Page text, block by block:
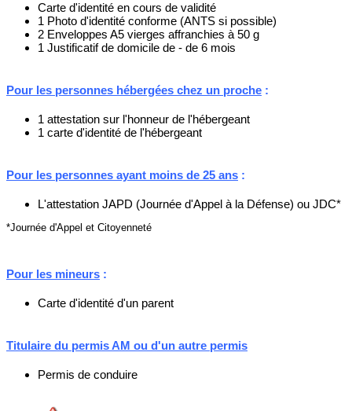
Carte d'identité en cours de validité
1 Photo d'identité conforme (ANTS si possible)
2 Enveloppes A5 vierges affranchies à 50 g
1 Justificatif de domicile de - de 6 mois
Pour les personnes hébergées chez un proche :
1 attestation sur l'honneur de l'hébergeant
1 carte d'identité de l'hébergeant
Pour les personnes ayant moins de 25 ans :
L'attestation JAPD (Journée d'Appel à la Défense) ou JDC*
*Journée d'Appel et Citoyenneté
Pour les mineurs :
Carte d'identité d'un parent
Titulaire du permis AM ou d'un autre permis
Permis de conduire